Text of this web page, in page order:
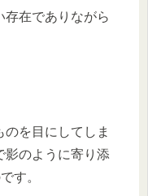
存在でありながら
を目にしてしま
影のように寄り添
す。